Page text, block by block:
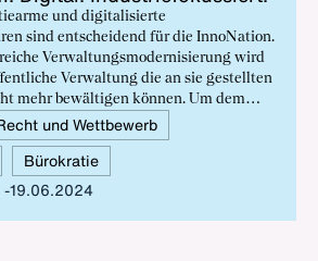
und digitalisierte
sind entscheidend für die InnoNation.
Verwaltungsmodernisierung wird
Verwaltung die an sie gestellten
mehr bewältigen können. Um dem
schlägt der BDI ein
Verwaltung 2030 vor und nennt
zu erreichen.
und Wettbewerb
Bürokratie
19.06.2024